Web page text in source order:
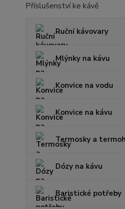
Příslušenství ke kávě
Ruční kávovary
Mlýnky na kávu
Konvice na vodu
Konvice na kávu
Termosky a
Dózy na kávu
Baristické potřeby